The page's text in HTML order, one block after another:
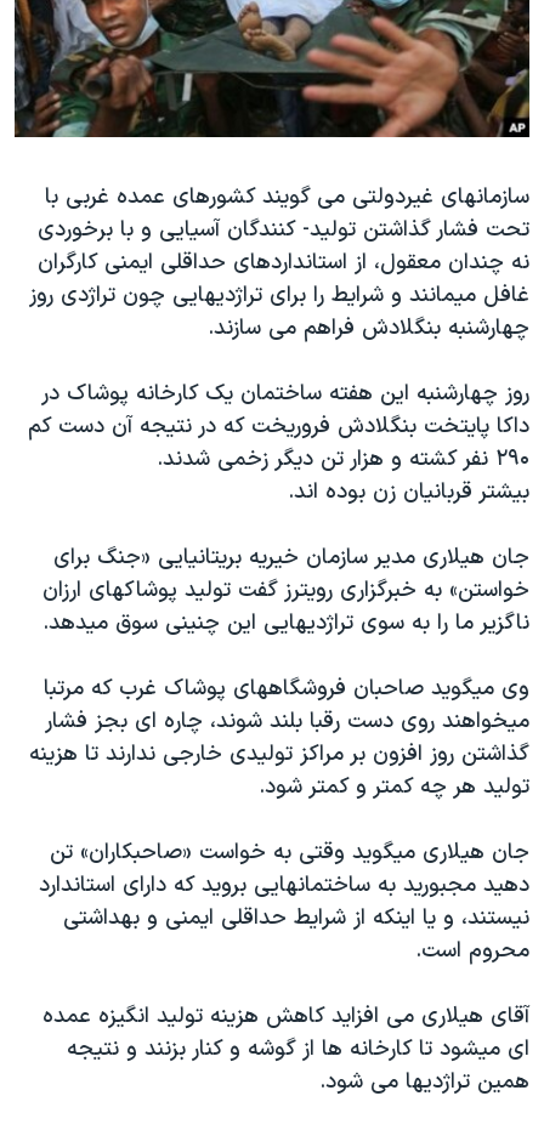
فرهنگ و زندگی
حقوق شهروندی
اقتصادی
اسرائیل در جنگ
گالری عکس
آرشیو پخش زنده
مستندها
انتخابات ریاست جمهوری آمریکا ۲۰۲۴
حمله جمهوری اسلامی به اسرائیل
ورزش زنان در ایران
اعتراضات زن، زندگی، آزادی
مجموعه مستندهای دادخواهی
تریبونال مردمی آبان ۹۸
چهل سال گروگان‌گیری
قانون شفافیت دارائی کادر رهبری ایران
اعتراضات مردمی آبان ۹۸
اسرائیل در جنگ
نرگس محمدی برنده جایزه نوبل صلح
همایش محافظه‌کاران آمریکا «سی‌پک»
صفحه‌های ویژه
سفر پرزیدنت ترامپ به چین
دنبال کنید
زبانهای مختلف
سازمانهای غیردولتی می گویند کشورهای عمده غربی با
تحت فشار گذاشتن تولید- کنندگان آسیایی و با برخوردی
نه چندان معقول، از استانداردهای حداقلی ایمنی کارگران
غافل میمانند و شرایط را برای تراژدیهایی چون تراژدی روز
چهارشنبه بنگلادش فراهم می سازند.
روز چهارشنبه این هفته ساختمان یک کارخانه پوشاک در
داکا پایتخت بنگلادش فروریخت که در نتیجه آن دست کم
۲۹۰ نفر کشته و هزار تن دیگر زخمی شدند.
بیشتر قربانیان زن بوده اند.
جان هیلاری مدیر سازمان خیریه بریتانیایی «جنگ برای
خواستن» به خبرگزاری رویترز گفت تولید پوشاکهای ارزان
ناگزیر ما را به سوی تراژدیهایی این چنینی سوق میدهد.
وی میگوید صاحبان فروشگاههای پوشاک غرب که مرتبا
میخواهند روی دست رقبا بلند شوند، چاره ای بجز فشار
گذاشتن روز افزون بر مراکز تولیدی خارجی ندارند تا هزینه
تولید هر چه کمتر و کمتر شود.
جان هیلاری میگوید وقتی به خواست «صاحبکاران» تن
دهید مجبورید به ساختمانهایی بروید که دارای استاندارد
نیستند، و یا اینکه از شرایط حداقلی ایمنی و بهداشتی
محروم است.
آقای هیلاری می افزاید کاهش هزینه تولید انگیزه عمده
ای میشود تا کارخانه ها از گوشه و کنار بزنند و نتیجه
همین تراژدیها می شود.